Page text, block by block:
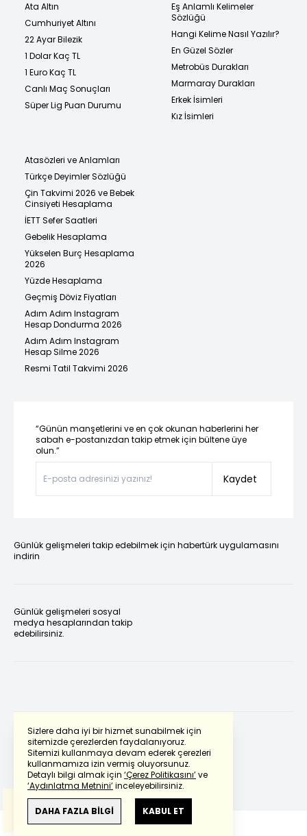
Sizlere daha iyi bir hizmet sunabilmek için
sitemizde çerezlerden faydalanıyoruz.
Sitemizi kullanmaya devam ederek çerezleri
kullanmamıza izin vermiş oluyorsunuz.
Detaylı bilgi almak için ‘Çerez Politikasını’ve
‘Aydınlatma Metnini’inceleyebilirsiniz.
DAHA FAZLA BİLGİ KABUL ET
Ata Altın
Cumhuriyet Altını
22 Ayar Bilezik
1 Dolar Kaç TL
1 Euro Kaç TL
Canlı Maç Sonuçları
Süper Lig Puan Durumu
Eş Anlamlı Kelimeler
Sözlüğü
Hangi Kelime Nasıl Yazılır?
En Güzel Sözler
Metrobüs Durakları
Marmaray Durakları
Erkek İsimleri
Kız İsimleri
Atasözleri ve Anlamları
Türkçe Deyimler Sözlüğü
Çin Takvimi 2026 ve Bebek
Cinsiyeti Hesaplama
İETT Sefer Saatleri
Gebelik Hesaplama
Yükselen Burç Hesaplama
2026
Yüzde Hesaplama
Geçmiş Döviz Fiyatları
Adım Adım Instagram
Hesap Dondurma 2026
Adım Adım Instagram
Hesap Silme 2026
Resmi Tatil Takvimi 2026
“Günün manşetlerini ve en çok okunan haberlerini her
sabah e-postanızdan takip etmek için bültene üye
olun.”
Kaydet
Günlük gelişmeleri takip edebilmek için habertürk uygulamasını
indirin
Günlük gelişmeleri sosyal
medya hesaplarından takip
edebilirsiniz.
Powered by Translate
Bu çevirideGoogle Transletekullanılmıştır.
Anlam ve çeviri hatalarından
haberturk.com
sorumlu değildir.